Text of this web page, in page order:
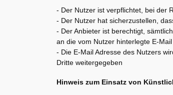
- Der Nutzer ist verpflichtet, bei der
- Der Nutzer hat sicherzustellen,
- Der Anbieter ist berechtigt,
an die vom Nutzer hinterlegte E-
- Die E-Mail Adresse des Nutzers
Dritte weitergegeben
Hinweis zum Einsatz von